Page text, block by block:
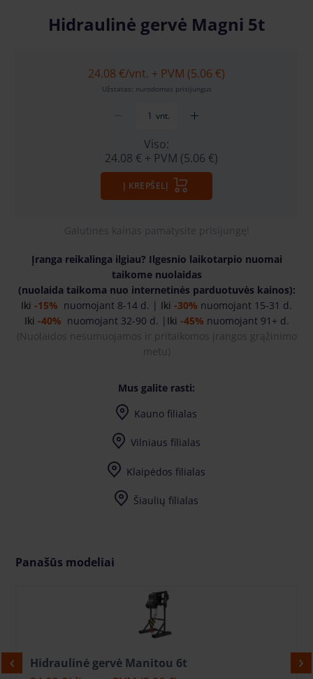
Hidraulinė gervė Magni 5t
24.08 €/vnt. + PVM (5.06 €)
Užstatas: nurodomas prisijungus
vnt.
Viso:
24.08 € + PVM (5.06 €)
Į KREPŠELĮ
Galutines kainas pamatysite prisijungę!
Įranga reikalinga ilgiau? Ilgesnio laikotarpio nuomai
taikome nuolaidas
(nuolaida taikoma nuo internetinės parduotuvės kainos):
Iki -15% nuomojant 8-14 d. | Iki -30% nuomojant 15-31 d.
Iki -40% nuomojant 32-90 d. | Iki -45% nuomojant 91+ d.
( Nuolaidos nesumuojamos ir pritaikomos įrangos grąžinimo
metu)
Mus galite rasti:
Kauno filialas
Vilniaus filialas
Klaipėdos filialas
Šiaulių filialas
Panašūs modeliai
Hidraulinė gervė Manitou 6t